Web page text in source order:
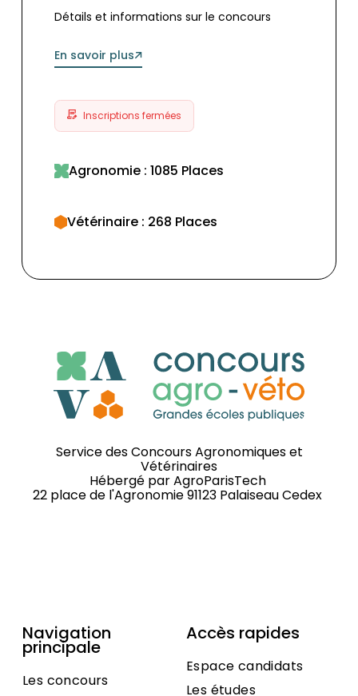
Détails et informations sur le concours
En savoir plus
Inscriptions fermées
Agronomie : 1085 Places
Vétérinaire : 268 Places
Service des Concours Agronomiques et
Vétérinaires
Hébergé parAgroParisTech
22 place de l'Agronomie 91123 Palaiseau Cedex
Navigation
principale
Les concours
Accès rapides
Espace candidats
Les études